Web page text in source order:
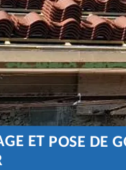
ET POSE DE